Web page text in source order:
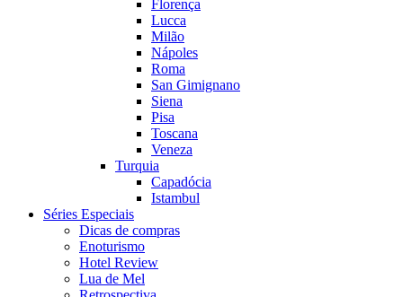
Florença
Lucca
Milão
Nápoles
Roma
San Gimignano
Siena
Pisa
Toscana
Veneza
Turquia
Capadócia
Istambul
Séries Especiais
Dicas de compras
Enoturismo
Hotel Review
Lua de Mel